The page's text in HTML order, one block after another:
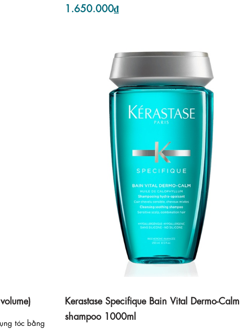
1.650.000₫
tóc bằng
Kerastase Specifique Bain Vital Dermo-Calm
shampoo 1000ml